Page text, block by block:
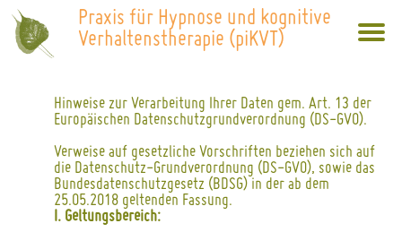
Praxis für Hypnose und kognitive
Verhaltenstherapie (piKVT)
Hinweise zur Verarbeitung Ihrer Daten gem. Art. 13 der
Europäischen Datenschutzgrundverordnung (DS-GVO).
Verweise auf gesetzliche Vorschriften beziehen sich auf
die Datenschutz-Grundverordnung (DS-GVO), sowie das
Bundesdatenschutzgesetz (BDSG) in der ab dem
25.05.2018 geltenden Fassung.
I. Geltungsbereich: